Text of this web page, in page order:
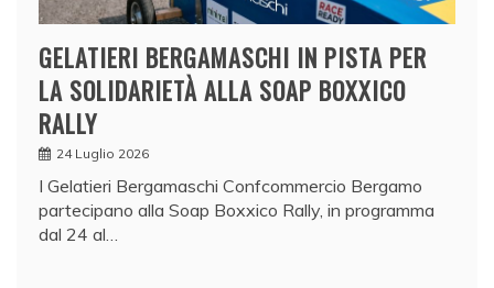
GELATIERI BERGAMASCHI IN PISTA PER
LA SOLIDARIETÀ ALLA SOAP BOXXICO
RALLY
24 Luglio 2026
I Gelatieri Bergamaschi Confcommercio Bergamo
partecipano alla Soap Boxxico Rally, in programma
dal 24 al…